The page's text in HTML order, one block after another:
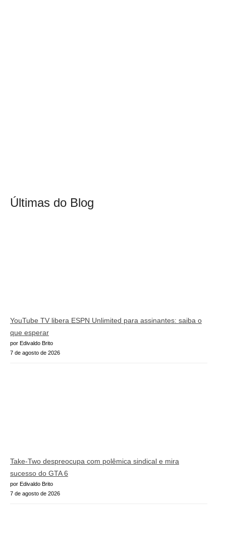
Últimas do Blog
YouTube TV libera ESPN Unlimited para assinantes: saiba o
que esperar
por Edivaldo Brito
7 de agosto de 2026
Take-Two despreocupa com polêmica sindical e mira
sucesso do GTA 6
por Edivaldo Brito
7 de agosto de 2026